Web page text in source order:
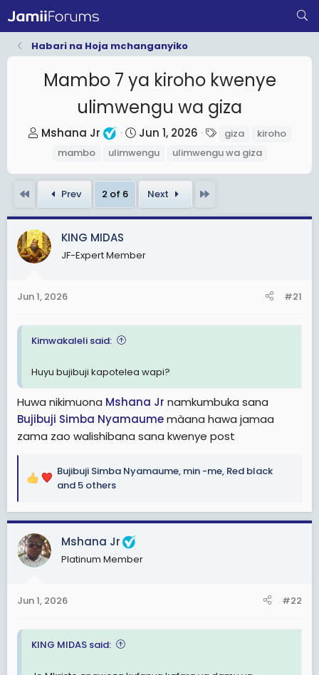
Habari na Hoja mchanganyiko
Mambo 7 ya kiroho kwenye
ulimwengu wa giza
T
e
d
s
t
t
r
Mshana Jr
S
t
r
d
t
Jun 1, 2026
a
giza
kiroho
mambo
ulimwengu ulimwengu wa giza
Prev 2 of 6 Next
KING MIDAS
JF-Expert Member
Jun 1, 2026 #21
Kimwakaleli said:
Huyu bujibuji kapotelea wapi?
Huwa nikimuona Mshana Jr namkumbuka sana
Bujibuji Simba Nyamaumemàana hawa jamaa
zama zao walishibana sana kwenye post
R
a
c
t
i
o
s
Bujibuji Simba Nyamaume, min -me, Red black
and 5 others
Mshana Jr
Platinum Member
Jun 1, 2026 #22
KING MIDAS said: